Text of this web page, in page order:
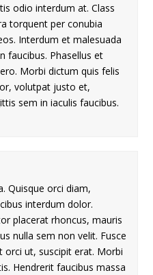
odio interdum at. Class
torquent per conubia
Interdum et malesuada
faucibus. Phasellus et
Morbi dictum quis felis
volutpat justo et,
sem in iaculis faucibus.
Quisque orci diam,
interdum dolor.
placerat rhoncus, mauris
nulla sem non velit. Fusce
orci ut, suscipit erat. Morbi
Hendrerit faucibus massa